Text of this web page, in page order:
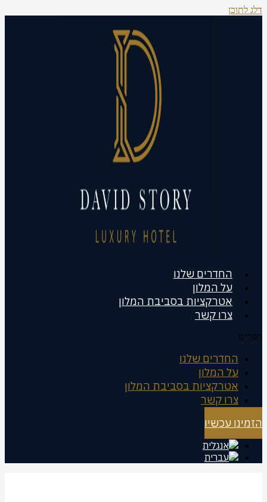
דלג לתוכן
החדרים שלנו
על המלון
אטרקציות בסביבת המלון
צרו קשר
תפריט
החדרים שלנו
על המלון
אטרקציות בסביבת המלון
צרו קשר
הזמינו עכשיו